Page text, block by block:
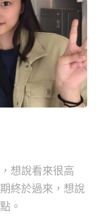
想說看來很高
終於過來，想說
。